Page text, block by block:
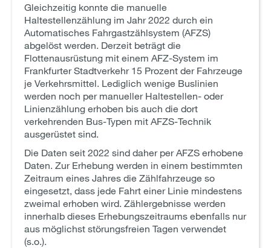
Gleichzeitig konnte die manuelle
Haltestellenzählung im Jahr 2022 durch ein
Automatisches Fahrgastzählsystem (AFZS)
abgelöst werden. Derzeit beträgt die
Flottenausrüstung mit einem AFZ-System im
Frankfurter Stadtverkehr 15 Prozent der Fahrzeuge
je Verkehrsmittel. Lediglich wenige Buslinien
werden noch per manueller Haltestellen- oder
Linienzählung erhoben bis auch die dort
verkehrenden Bus-Typen mit AFZS-Technik
ausgerüstet sind.
Die Daten seit 2022 sind daher per AFZS erhobene
Daten. Zur Erhebung werden in einem bestimmten
Zeitraum eines Jahres die Zählfahrzeuge so
eingesetzt, dass jede Fahrt einer Linie mindestens
zweimal erhoben wird. Zählergebnisse werden
innerhalb dieses Erhebungszeitraums ebenfalls nur
aus möglichst störungsfreien Tagen verwendet
(s.o.).